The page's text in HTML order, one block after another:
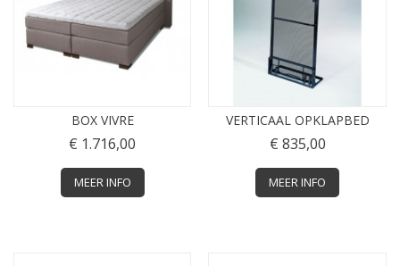
BOX VIVRE
€ 1.716,00
MEER INFO
VERTICAAL OPKLAPBED
€ 835,00
MEER INFO